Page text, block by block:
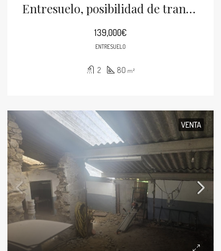
Entresuelo, posibilidad de transformar en vivienda
139,000€
ENTRESUELO
2 80 m²
VENTA